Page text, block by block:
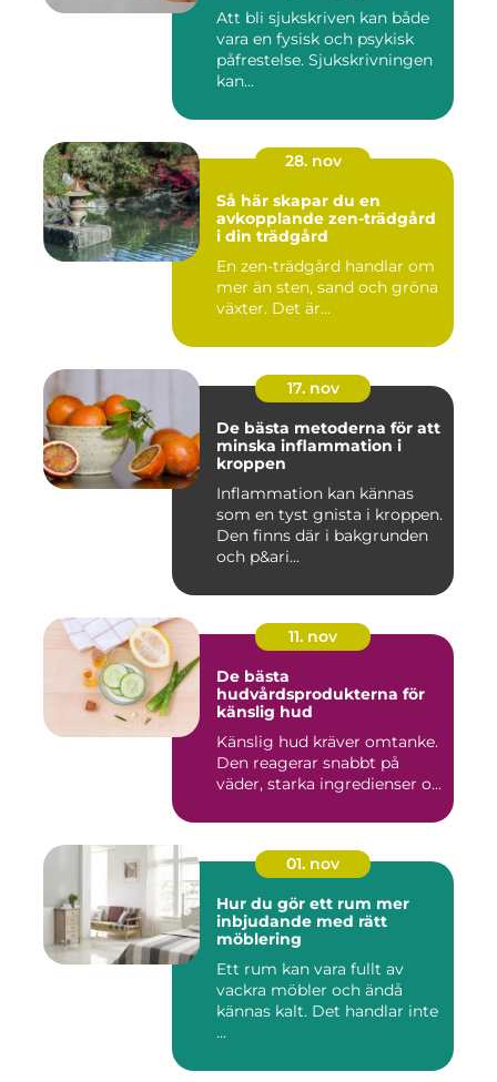
Att bli sjukskriven kan både
vara en fysisk och psykisk
påfrestelse. Sjukskrivningen
kan...
28. nov
Så här skapar du en
avkopplande zen-trädgård
i din trädgård
En zen-trädgård handlar om
mer än sten, sand och gröna
växter. Det är...
17. nov
De bästa metoderna för att
minska inflammation i
kroppen
Inflammation kan kännas
som en tyst gnista i kroppen.
Den finns där i bakgrunden
och p&ari...
11. nov
De bästa
hudvårdsprodukterna för
känslig hud
Känslig hud kräver omtanke.
Den reagerar snabbt på
väder, starka ingredienser o...
01. nov
Hur du gör ett rum mer
inbjudande med rätt
möblering
Ett rum kan vara fullt av
vackra möbler och ändå
kännas kalt. Det handlar inte
...